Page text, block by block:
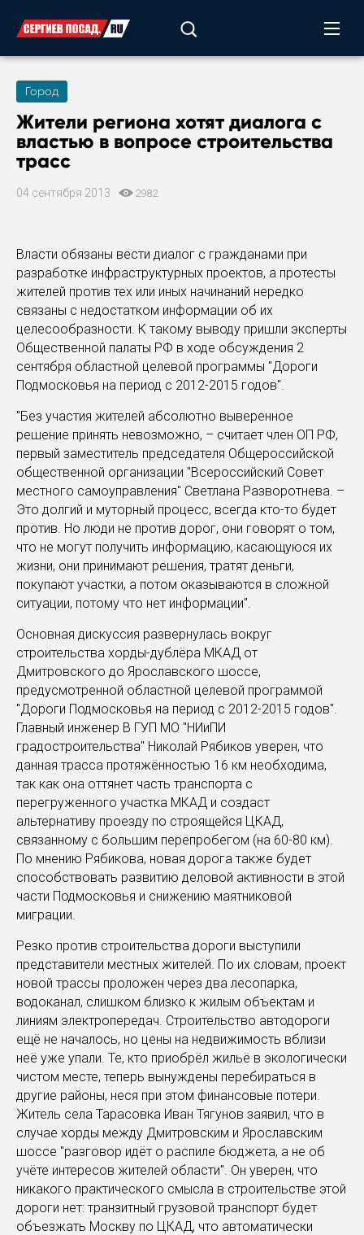
Город
Жители региона хотят диалога с
властью в вопросе строительства
трасс
04 сентября 2013 2982
Власти обязаны вести диалог с гражданами при
разработке инфраструктурных проектов, а протесты
жителей против тех или иных начинаний нередко
связаны с недостатком информации об их
целесообразности. К такому выводу пришли эксперты
Общественной палаты РФ в ходе обсуждения 2
сентября областной целевой программы "Дороги
Подмосковья на период с 2012-2015 годов".
"Без участия жителей абсолютно выверенное
решение принять невозможно, – считает член ОП РФ,
первый заместитель председателя Общероссийской
общественной организации "Всероссийский Совет
местного самоуправления" Светлана Разворотнева. –
Это долгий и муторный процесс, всегда кто-то будет
против. Но люди не против дорог, они говорят о том,
что не могут получить информацию, касающуюся их
жизни, они принимают решения, тратят деньги,
покупают участки, а потом оказываются в сложной
ситуации, потому что нет информации".
Основная дискуссия развернулась вокруг
строительства хорды-дублёра МКАД от
Дмитровского до Ярославского шоссе,
предусмотренной областной целевой программой
"Дороги Подмосковья на период с 2012-2015 годов".
Главный инженер В ГУП МО "НИиПИ
градостроительства" Николай Рябиков уверен, что
данная трасса протяжённостью 16 км необходима,
так как она оттянет часть транспорта с
перегруженного участка МКАД и создаст
альтернативу проезду по строящейся ЦКАД,
связанному с большим перепробегом (на 60-80 км).
По мнению Рябикова, новая дорога также будет
способствовать развитию деловой активности в этой
части Подмосковья и снижению маятниковой
миграции.
Резко против строительства дороги выступили
представители местных жителей. По их словам, проект
новой трассы проложен через два лесопарка,
водоканал, слишком близко к жилым объектам и
линиям электропередач. Строительство автодороги
ещё не началось, но цены на недвижимость вблизи
неё уже упали. Те, кто приобрёл жильё в экологически
чистом месте, теперь вынуждены перебираться в
другие районы, неся при этом финансовые потери.
Житель села Тарасовка Иван Тягунов заявил, что в
случае хорды между Дмитровским и Ярославским
шоссе "разговор идёт о распиле бюджета, а не об
учёте интересов жителей области". Он уверен, что
никакого практического смысла в строительстве этой
дороги нет: транзитный грузовой транспорт будет
объезжать Москву по ЦКАД, что автоматически